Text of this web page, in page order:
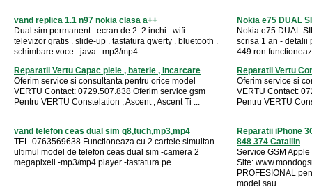
vand replica 1.1 n97 nokia clasa a++
Dual sim permanent . ecran de 2. 2 inchi . wifi .
televizor gratis . slide-up . tastatura qwerty . bluetooth .
schimbare voce . java . mp3/mp4 . ...
Nokia e75 DUAL
Nokia e75 DUAL
scrisa 1 an - detalii
449 ron
Reparatii Vertu Capac piele , baterie , incarcare
Oferim service si consultanta pentru orice model
VERTU Contact: 0729.507.838 Oferim service gsm
Pentru VERTU Constelation , Ascent , Ascent Ti ...
Reparatii Vertu
Oferim service si
VERTU Contact:
Pentru VERTU
vand telefon ceas dual sim q8,tuch,mp3,mp4
TEL-0763569638 Functioneaza cu 2 cartele simultan -
ultimul model de telefon ceas dual sim -camera 2
megapixeli -mp3/mp4 player -tastatura pe ...
Reparatii iPhone
848 374 Cataliin
Service GSM
Site:
PROFESIONAL
model sau ...